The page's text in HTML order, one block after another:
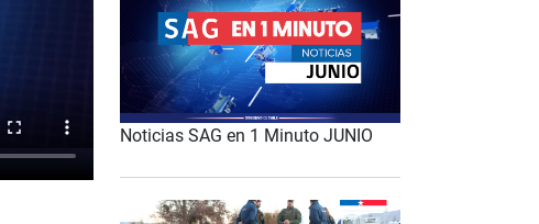
Noticias SAG en 1 Minuto JUNIO